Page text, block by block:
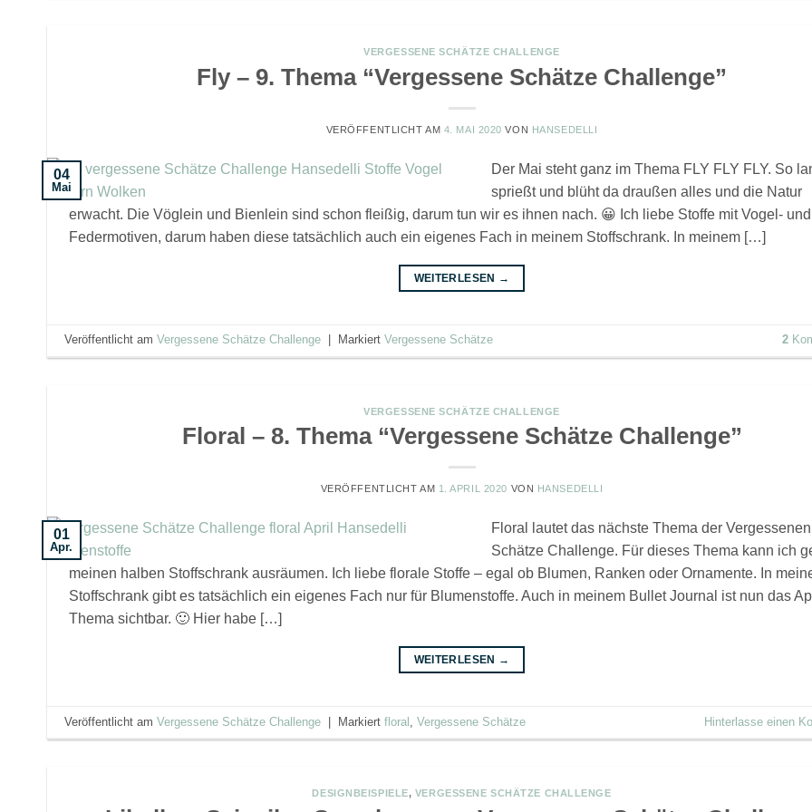
VERGESSENE SCHÄTZE CHALLENGE
Fly – 9. Thema “Vergessene Schätze Challenge”
VERÖFFENTLICHT AM 4. MAI 2020 VON HANSEDELLI
04
Mai
Der Mai steht ganz im Thema FLY FLY FLY. So
sprießt und blüht da draußen alles und die Natur
erwacht. Die Vöglein und Bienlein sind schon fleißig, darum tun wir es ihnen nach. 😀 Ich liebe Stoffe mit Vogel- und
Federmotiven, darum haben diese tatsächlich auch ein eigenes Fach in meinem Stoffschrank. In meinem […]
WEITERLESEN →
Veröffentlicht amVergessene Schätze Challenge MarkiertVergessene Schätze 2
VERGESSENE SCHÄTZE CHALLENGE
Floral – 8. Thema “Vergessene Schätze Challenge”
VERÖFFENTLICHT AM 1. APRIL 2020 VON HANSEDELLI
01
Apr.
Floral lautet das nächste Thema der Vergessenen
Schätze Challenge. Für dieses Thema kann ich
meinen halben Stoffschrank ausräumen. Ich liebe florale Stoffe – egal ob Blumen, Ranken oder Ornamente. In
Stoffschrank gibt es tatsächlich ein eigenes Fach nur für Blumenstoffe. Auch in meinem Bullet Journal ist nun das
Thema sichtbar. 🙂 Hier habe […]
WEITERLESEN →
Veröffentlicht amVergessene Schätze Challenge | Markiertfloral ,Vergessene Schätze Hinterlasse einen
DESIGNBEISPIELE, VERGESSENE SCHÄTZE CHALLENGE